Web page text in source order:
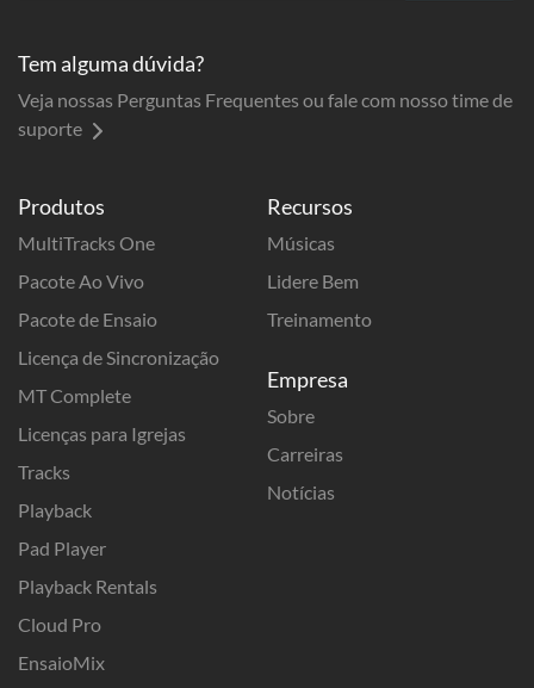
Produtos
MultiTracks One
Pacote Ao Vivo
Pacote de Ensaio
Licença de Sincronização
MT Complete
Licenças para Igrejas
Tracks
Playback
Pad Player
Playback Rentals
Cloud Pro
EnsaioMix
Recursos
Músicas
Lidere Bem
Treinamento
Empresa
Sobre
Carreiras
Notícias
Tem alguma dúvida?
Veja nossas Perguntas Frequentes ou fale com nosso time de
suporte